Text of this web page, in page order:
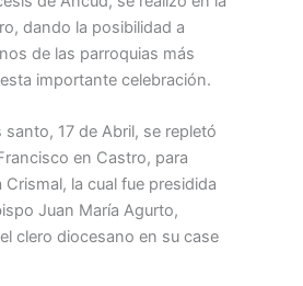
dando la posibilidad a
de las parroquias más
importante celebración.
santo, 17 de Abril, se repletó
en Castro, para
Crismal, la cual fue presidida
Juan María Agurto,
clero diocesano en su case